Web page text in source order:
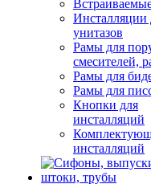
Инсталляции
унитазов
Рамы для
смесителей,
Рамы для
Рамы для
Кнопки для
инсталляций
инсталляций